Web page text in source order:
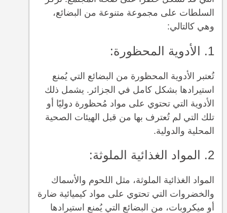
السلطات على مجموعة متنوعة من البضائع،
وهي كالتالي:
1. الأدوية المحظورة:
تُعتبر الأدوية المحظورة من البضائع التي يُمنع
استيرادها بشكل كامل في الجزائر. يشمل ذلك
الأدوية التي تحتوي على مواد مُحظورة دوليًا أو
تلك التي لم تُعترف بها من قبل الهيئات الصحية
المحلية والدولية.
2. المواد الغذائية الملوثة:
المواد الغذائية الملوثة، مثل اللحوم والأسماك
والخضروات التي تحتوي على مواد كيميائية ضارة
أو ميكروبات، من البضائع التي يُمنع استيرادها